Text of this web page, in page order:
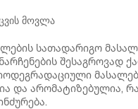
მოვლა
სათადარიგო
შესაგროვად
და არომატიზებულია,